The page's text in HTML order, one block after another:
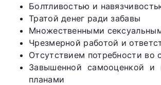
Болтливостью и
Тратой денег ради забавы
Множественными
Чрезмерной работой и
Отсутствием потребности во
Завышенной самооценкой и
планами